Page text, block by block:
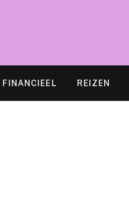
FINANCIEEL REIZEN